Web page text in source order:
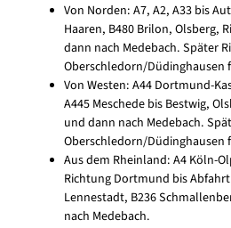
Von Norden: A7, A2, A33 bis
Haaren, B480 Brilon, Olsberg,
dann nach Medebach. Später
Oberschledorn/Düdinghausen
Von Westen: A44 Dortmund-
A445 Meschede bis Bestwig,
und dann nach Medebach.
Oberschledorn/Düdinghausen
Aus dem Rheinland: A4 Köln-
Richtung Dortmund bis
Lennestadt, B236
nach Medebach.